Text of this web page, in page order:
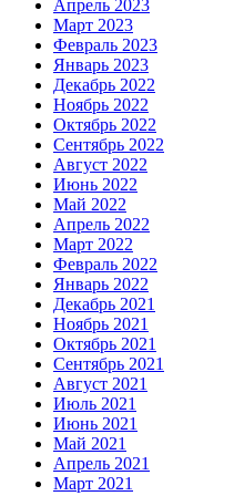
Апрель 2023
Март 2023
Февраль 2023
Январь 2023
Декабрь 2022
Ноябрь 2022
Октябрь 2022
Сентябрь 2022
Август 2022
Июнь 2022
Май 2022
Апрель 2022
Март 2022
Февраль 2022
Январь 2022
Декабрь 2021
Ноябрь 2021
Октябрь 2021
Сентябрь 2021
Август 2021
Июль 2021
Июнь 2021
Май 2021
Апрель 2021
Март 2021